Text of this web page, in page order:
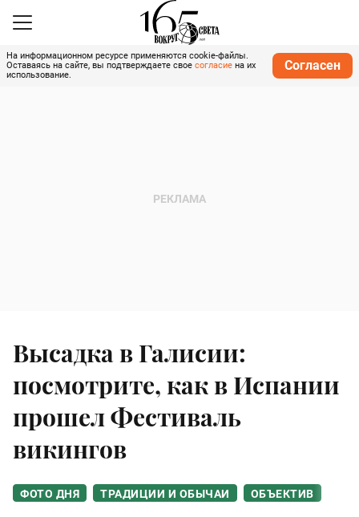
На информационном ресурсе применяются cookie-файлы.
Оставаясь на сайте, вы подтверждаете свое согласие на их
использование.
Согласен
Высадка в Галисии:
посмотрите, как в Испании
прошел Фестиваль
викингов
ФОТО ДНЯ ТРАДИЦИИ И ОБЫЧАИ ОБЪЕКТИВ